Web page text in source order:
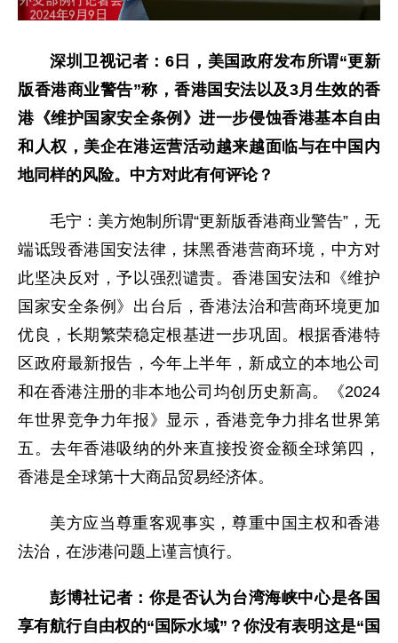
深圳卫视记者：6日，美国政府发布所谓“更新
版香港商业警告”称，香港国安法以及3月生效的香
港《维护国家安全条例》进一步侵蚀香港基本自由
和人权，美企在港运营活动越来越面临与在中国内
地同样的风险。中方对此有何评论？
毛宁：美方炮制所谓“更新版香港商业警告”，无
端诋毁香港国安法律，抹黑香港营商环境，中方对
此坚决反对，予以强烈谴责。香港国安法和《维护
国家安全条例》出台后，香港法治和营商环境更加
优良，长期繁荣稳定根基进一步巩固。根据香港特
区政府最新报告，今年上半年，新成立的本地公司
和在香港注册的非本地公司均创历史新高。《2024
年世界竞争力年报》显示，香港竞争力排名世界第
五。去年香港吸纳的外来直接投资金额全球第四，
香港是全球第十大商品贸易经济体。
美方应当尊重客观事实，尊重中国主权和香港
法治，在涉港问题上谨言慎行。
彭博社记者：你是否认为台湾海峡中心是各国
享有航行自由权的“国际水域”？你没有表明这是“国